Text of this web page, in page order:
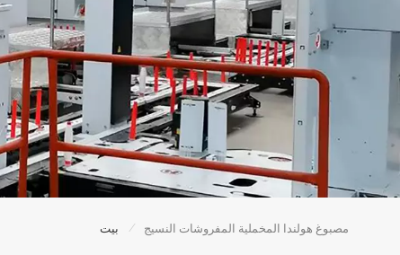
بيت / مصبوغ هولندا المخملية المفروشات النسيج